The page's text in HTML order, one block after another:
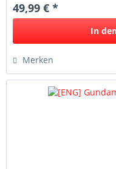
49,99 € *
In
Merken